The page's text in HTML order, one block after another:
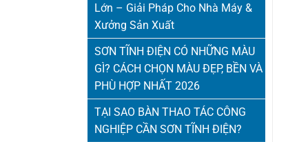
Lớn – Giải Pháp Cho Nhà Máy &
Xưởng Sản Xuất
SƠN TĨNH ĐIỆN CÓ NHỮNG MÀU
GÌ? CÁCH CHỌN MÀU ĐẸP, BỀN VÀ
PHÙ HỢP NHẤT 2026
TẠI SAO BÀN THAO TÁC CÔNG
NGHIỆP CẦN SƠN TĨNH ĐIỆN?